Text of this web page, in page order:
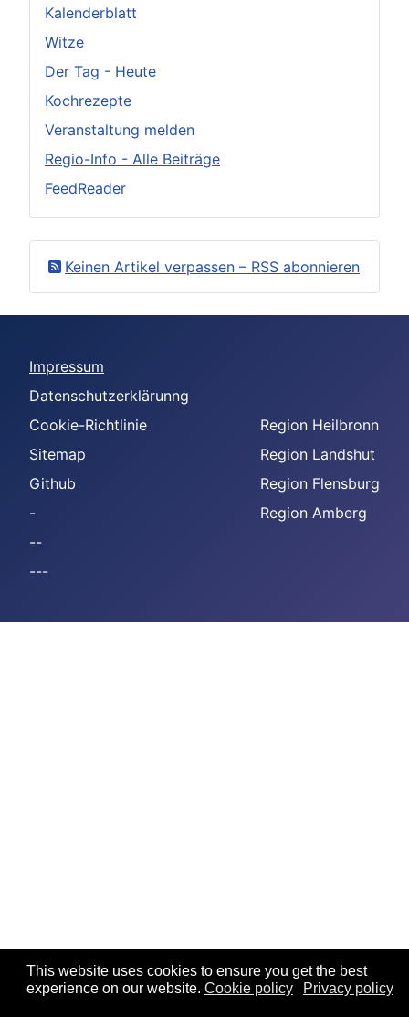
This website uses cookies to ensure you get the best
experience on our website. Cookie policy Privacy policy
Kalenderblatt
Witze
Der Tag - Heute
Kochrezepte
Veranstaltung melden
Regio-Info - Alle Beiträge
FeedReader
Keinen Artikel verpassen – RSS abonnieren
Impressum
Datenschutzerklärunng
Cookie-Richtlinie
Sitemap
Github
-
--
---
Region Heilbronn
Region Landshut
Region Flensburg
Region Amberg